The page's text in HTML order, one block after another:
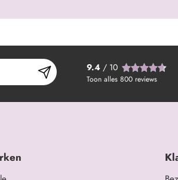
9.4/ 10
Toon alles 800 reviews